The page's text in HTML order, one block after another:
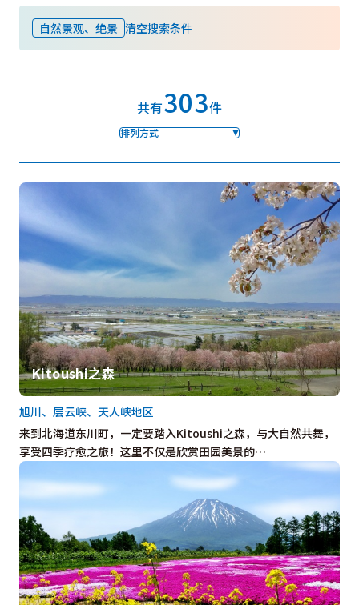
Insta
gram
YouT
ube
Insta
gram
视频
使用条款
链接
语言
自然景观、绝景 清空搜索条件
共有303件
排列方式
Kitoushi之森
来到北海道东川町，一定要踏入Kitoushi之森，与大自然共舞，
享受四季疗愈之旅！这里不仅是欣赏田园美景的…
旭川、层云峡、天人峡地区